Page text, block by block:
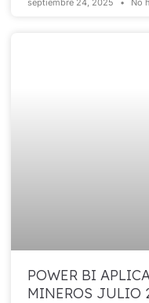
POWER BI
MINEROS JULIO